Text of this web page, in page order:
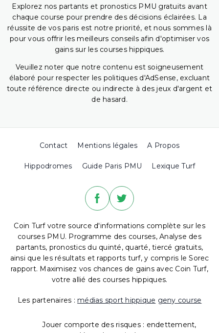
Explorez nos partants et pronostics PMU gratuits avant
chaque course pour prendre des décisions éclairées. La
réussite de vos paris est notre priorité, et nous sommes là
pour vous offrir les meilleurs conseils afin d'optimiser vos
gains sur les courses hippiques.
Veuillez noter que notre contenu est soigneusement
élaboré pour respecter les politiques d'AdSense, excluant
toute référence directe ou indirecte à des jeux d'argent et
de hasard.
Contact Mentions légales A Propos
Hippodromes Guide Paris PMU Lexique Turf
Coin Turf votre source d'informations complète sur les
courses PMU. Programme des courses, Analyse des
partants, pronostics du quinté, quarté, tiercé gratuits,
ainsi que les résultats et rapports turf, y compris le Sorec
rapport. Maximisez vos chances de gains avec Coin Turf,
votre allié des courses hippiques.
Les partenaires : médias sport hippique geny course
Jouer comporte des risques : endettement,